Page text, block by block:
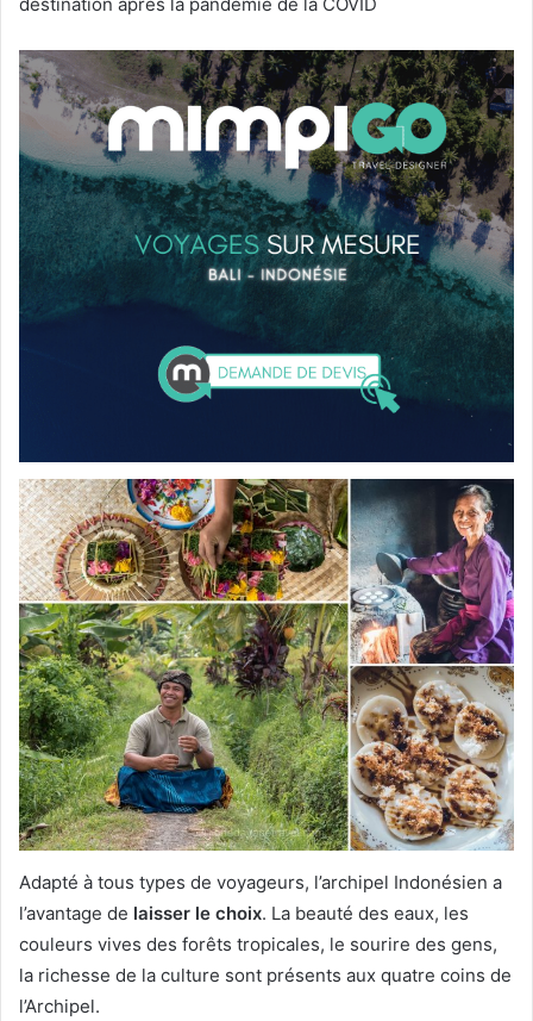
Adapté à tous types de voyageurs, l’archipel Indonésien a
l’avantage de laisser le choix. La beauté des eaux, les
couleurs vives des forêts tropicales, le sourire des gens,
la richesse de la culture sont présents aux quatre coins de
l’Archipel.